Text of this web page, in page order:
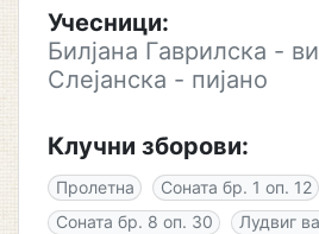
Учесници:
Билјана Гаврилска -
Слејанска - пијано
Клучни зборови:
Пролетна
Соната бр. 1 оп. 12
Соната бр. 8 оп. 30
Лудвиг